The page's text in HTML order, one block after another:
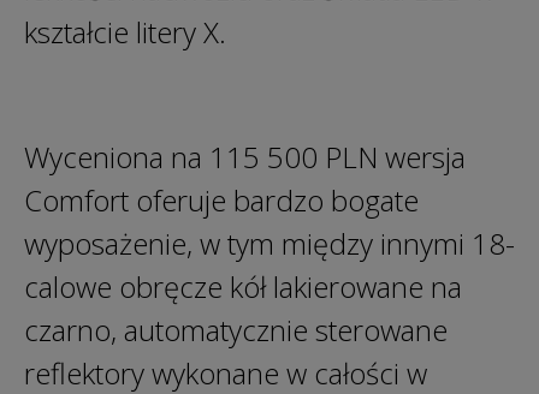
kształcie litery X.
Wyceniona na 115 500 PLN wersja
Comfort oferuje bardzo bogate
wyposażenie, w tym między innymi 18-
calowe obręcze kół lakierowane na
czarno, automatycznie sterowane
reflektory wykonane w całości w